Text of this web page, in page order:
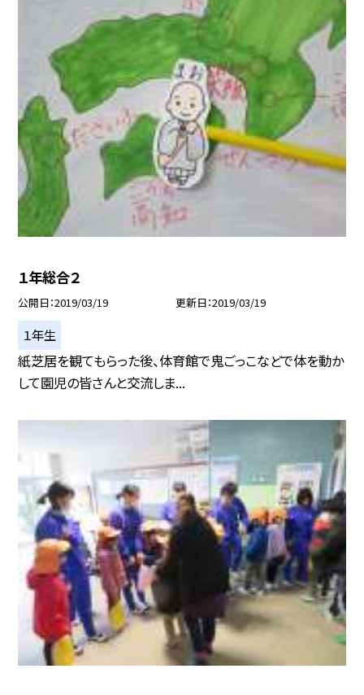
１年総合２
公開日 2019/03/19 更新日 2019/03/19
１年生
紙芝居を観てもらった後、体育館で鬼ごっこなどで体を動か
して園児の皆さんと交流しま...